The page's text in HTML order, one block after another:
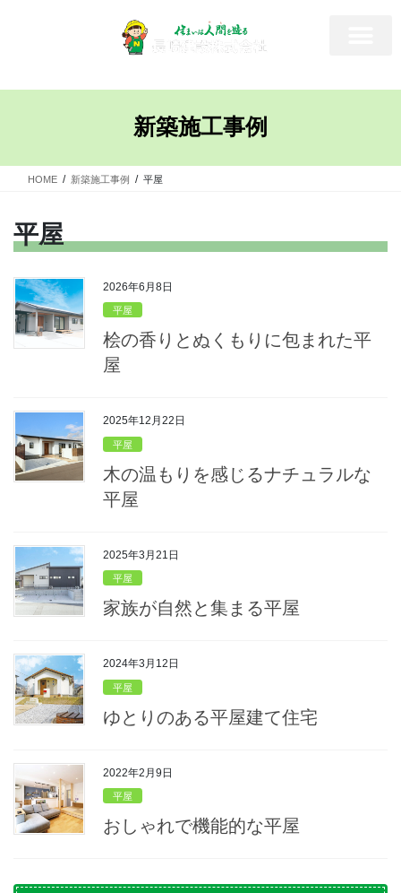
新築施工事例
HOME 新築施工事例 平屋
平屋
2026年6月8日
平屋
桧の香りとぬくもりに包まれた平
屋
2025年12月22日
平屋
木の温もりを感じるナチュラルな
平屋
2025年3月21日
平屋
家族が自然と集まる平屋
2024年3月12日
平屋
ゆとりのある平屋建て住宅
2022年2月9日
平屋
おしゃれで機能的な平屋